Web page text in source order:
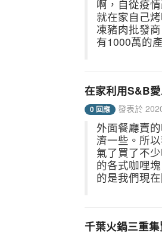
啊，自從疫
就在家自己
凍豬肉批發
有1000萬的
在家利用S&B
0 回應 發表於
外面餐廳賣
濟一些。所
氣了買了不
的各式咖哩
的是我們現
千葉火鍋三重